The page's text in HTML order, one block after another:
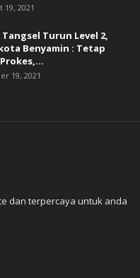
19, 2021
Turun Level 2,
Benyamin : Tetap
19, 2021
dan terpercaya untuk anda